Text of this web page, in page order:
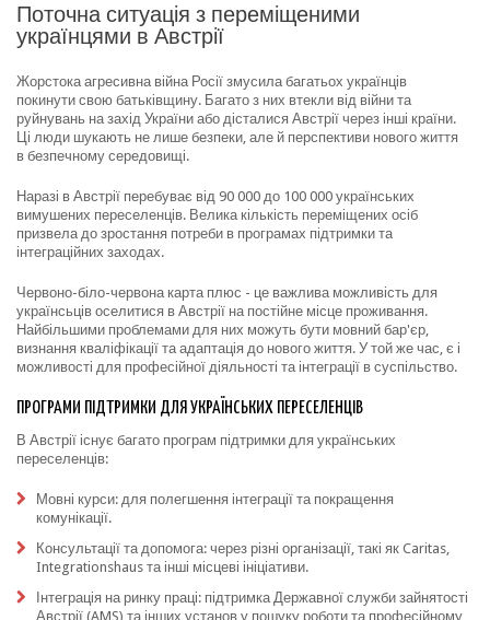
Поточна ситуація з переміщеними
українцями в Австрії
Жорстока агресивна війна Росії змусила багатьох українців
покинути свою батьківщину. Багато з них втекли від війни та
руйнувань на захід України або дісталися Австрії через інші країни.
Ці люди шукають не лише безпеки, але й перспективи нового життя
в безпечному середовищі.
Наразі в Австрії перебуває від 90 000 до 100 000 українських
вимушених переселенців. Велика кількість переміщених осіб
призвела до зростання потреби в програмах підтримки та
інтеграційних заходах.
Червоно-біло-червона карта плюс - це важлива можливість для
українсьців оселитися в Австрії на постійне місце проживання.
Найбільшими проблемами для них можуть бути мовний бар'єр,
визнання кваліфікації та адаптація до нового життя. У той же час, є і
можливості для професійної діяльності та інтеграції в суспільство.
ПРОГРАМИ ПІДТРИМКИ ДЛЯ УКРАЇНСЬКИХ ПЕРЕСЕЛЕНЦІВ
В Австрії існує багато програм підтримки для українських
переселенців:
Мовні курси: для полегшення інтеграції та покращення
комунікації.
Консультації та допомога: через різні організації, такі як Caritas,
Integrationshaus та інші місцеві ініціативи.
Інтеграція на ринку праці: підтримка Державної служби зайнятості
Австрії (AMS) та інших установ у пошуку роботи та професійному